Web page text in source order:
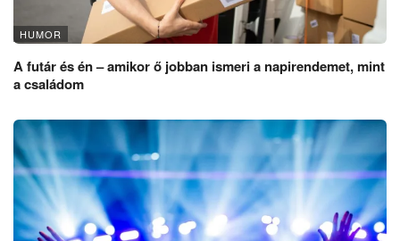
HUMOR
A futár és én – amikor ő jobban ismeri a napirendemet, mint
a családom